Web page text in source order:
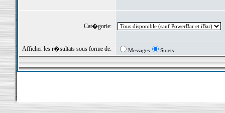
Cat�gorie:
Afficher les r�sultats sous forme de: Messages Sujets